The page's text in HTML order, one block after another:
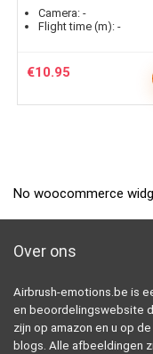
Camera: -
Flight time (m): -
€10.95
No woocommerce
Over ons
Airbrush-emotions.be is
en beoordelingswebsite
zijn op amazon en u op
blogs. Alle afbeeldingen